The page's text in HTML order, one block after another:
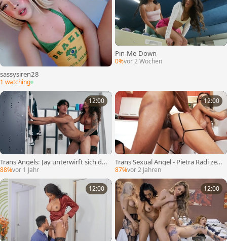
sassysiren28
1 watching
Pin-Me-Down
0%vor 2 Wochen
12:00
Trans Angels: Jay unterwirft sich der
großen Überraschung von Traineri
n Eva
88%vor 1 Jahr
12:00
Trans Sexual Angel - Pietra Radi zeig
t großen Schwanz
87%vor 2 Jahren
12:00 12:00